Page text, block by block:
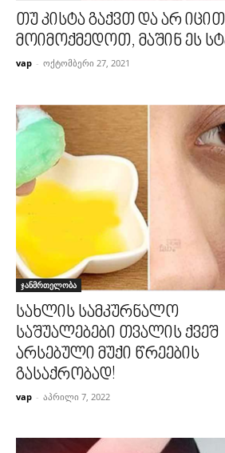
თუ კისტა გაქვთ და არ
მოიმოქმედოთ, მაშინ ეს
vap - ოქტომბერი 27, 2021
ჯანმრთელობა
სახლის სამკურნალო
საშუალებები თვალის ქვეშ
არსებული მუქი წრეების
გასაქრობად!
vap - აპრილი 7, 2022